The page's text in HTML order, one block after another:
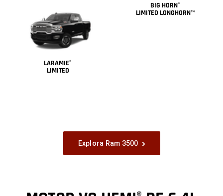
BIG HORN®
LARAMIE®
LIMITED LONGHORN™
LIMITED
Explora Ram 3500